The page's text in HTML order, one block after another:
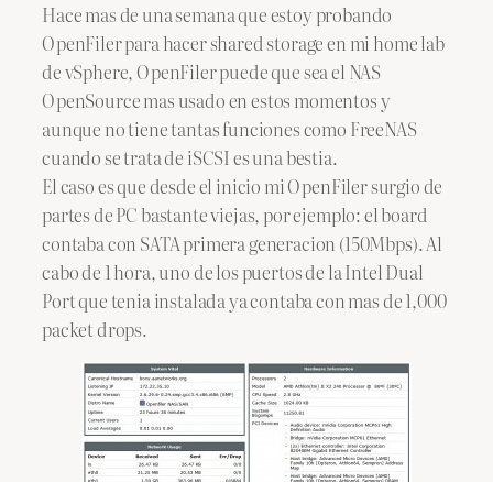
Hace mas de una semana que estoy probando
OpenFiler para hacer shared storage en mi home lab
de vSphere, OpenFiler puede que sea el NAS
OpenSource mas usado en estos momentos y
aunque no tiene tantas funciones como FreeNAS
cuando se trata de iSCSI es una bestia.
El caso es que desde el inicio mi OpenFiler surgio de
partes de PC bastante viejas, por ejemplo: el board
contaba con SATA primera generacion (150Mbps). Al
cabo de 1 hora, uno de los puertos de la Intel Dual
Port que tenia instalada ya contaba con mas de 1,000
packet drops.